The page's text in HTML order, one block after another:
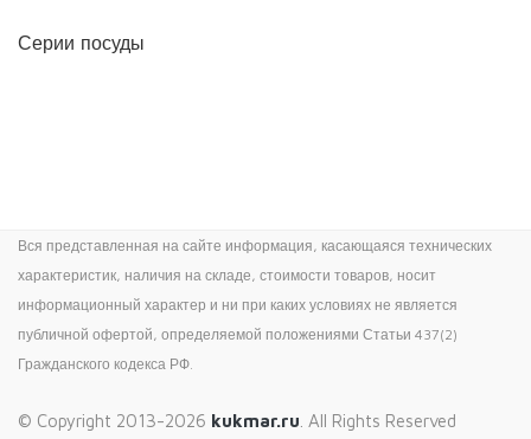
Серии посуды
Вся представленная на сайте информация, касающаяся технических
характеристик, наличия на складе, стоимости товаров, носит
информационный характер и ни при каких условиях не является
публичной офертой, определяемой положениями Статьи 437(2)
Гражданского кодекса РФ.
© Copyright 2013-2026 kukmar.ru . All Rights Reserved